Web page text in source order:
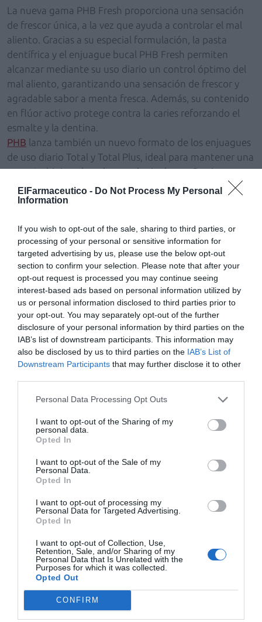
ElFarmaceutico - Do Not Process My Personal
Information
If you wish to opt-out of the sale, sharing to third parties, or
processing of your personal or sensitive information for
targeted advertising by us, please use the below opt-out
section to confirm your selection. Please note that after your
opt-out request is processed you may continue seeing
interest-based ads based on personal information utilized by
us or personal information disclosed to third parties prior to
your opt-out. You may separately opt-out of the further
disclosure of your personal information by third parties on the
IAB’s list of downstream participants. This information may
also be disclosed by us to third parties on the IAB’s List of
Downstream Participants that may further disclose it to other
Personal Data Processing Opt Outs
I want to opt-out of the Sharing of my
personal data.
Opted In
I want to opt-out of the Sale of my
Personal Data.
Opted In
I want to opt-out of processing my
Personal Data for Targeted Advertising.
Opted In
I want to opt-out of Collection, Use,
Retention, Sale, and/or Sharing of my
Personal Data that Is Unrelated with the
Purposes for which it was collected.
Opted Out
CONFIRM
La nueva gama PHB Fresh proporciona una sensación
de frescor única, a la vez que ayuda a controlar el mal
aliento. Gracias a su especial formulación, la pasta
dentífrica y el enjuague bucal PHB Fresh permiten
alcanzar mediante su uso diario un control óptimo del
mal aliento, garantizando una sensación de frescor y
agradable sabor a menta fresca. Además, su contenido
en flúor activo protege contra la caries reforzando el
esmalte y la dentina.
PHB lanza también un nuevo formato de los enjuagues
de uso diario Total y Total Plus, ideal para mantener una
correcta higiene bucal en cualquier lugar. Gracias a su
reducido tamaño de 100 ml se puede llevar en cualquier
desplazamiento y completar de forma práctica el kit
Añadir El Farmacéutico
como fuente preferida
de Google de forma gratuita
Mantente informado con las últimas noticias de actualidad.
ACTIVAR AHORA
Tags
higiene bucodental PHB higiene
trazabilidad
Récord de comunicaciones para el
Farmacéutico de Oviedo
NOTICIAS Y NOVEDADES Redacción 31/07/2026
La farmacia, un apoyo esencial en
el cuidado infantil